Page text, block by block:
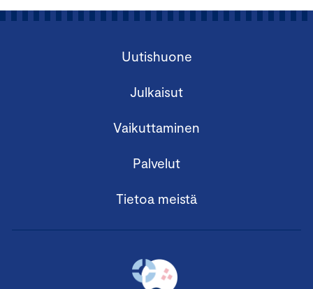
Uutishuone
Julkaisut
Vaikuttaminen
Palvelut
Tietoa meistä